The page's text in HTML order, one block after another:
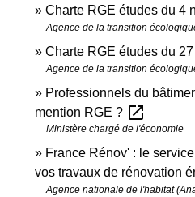
Charte RGE études du 4
Agence de la transition
Charte RGE études du
Agence de la transition
Professionnels du
mention RGE ? open_in_new
Ministère chargé de l'économie
France Rénov' : le
vos travaux de rénovation
Agence nationale de l'habitat